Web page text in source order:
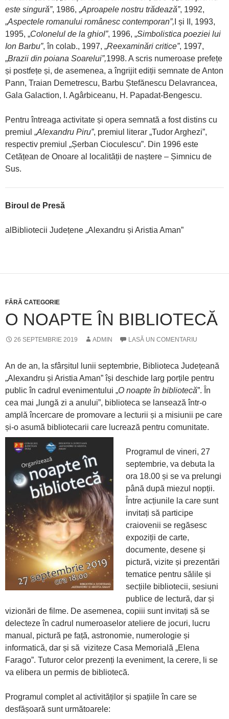
este singură”, 1986, „Aproapele nostru trădează”, 1992,
„Aspectele romanului românesc contemporan”, I și II, 1993,
1995, „Colonelul de la ghiol”, 1996, „Simbolistica poeziei lui
Ion Barbu”, în colab., 1997, „Reexaminări critice”, 1997,
„Brazii din poiana Soarelui”,1998. A scris numeroase prefețe
și postfețe și, de asemenea, a îngrijit ediții semnate de Anton
Pann, Traian Demetrescu, Barbu Ștefănescu Delavrancea,
Gala Galaction, I. Agârbiceanu, H. Papadat-Bengescu.
Pentru întreaga activitate și opera semnată a fost distins cu
premiul „Alexandru Piru”, premiul literar „Tudor Arghezi”,
respectiv premiul „Șerban Cioculescu”. Din 1996 este
Cetățean de Onoare al localității de naștere – Șimnicu de
Sus.
Biroul de Presă
alBibliotecii Județene „Alexandru și Aristia Aman”
FĂRĂ CATEGORIE
O NOAPTE ÎN BIBLIOTECĂ
26 SEPTEMBRIE 2019 ADMIN LASĂ UN COMENTARIU
An de an, la sfârșitul lunii septembrie, Biblioteca Județeană
„Alexandru și Aristia Aman” își deschide larg porțile pentru
public în cadrul evenimentului „O noapte în bibliotecă”. În
cea mai „lungă zi a anului”, biblioteca se lansează într-o
amplă încercare de promovare a lecturii și a misiunii pe care
și-o asumă bibliotecarii care lucrează pentru comunitate.
Programul de vineri, 27
septembrie, va debuta la
ora 18.00 și se va prelungi
până după miezul nopții.
Între acțiunile la care sunt
invitați să participe
craiovenii se regăsesc
expoziții de carte,
documente, desene și
pictură, vizite și prezentări
tematice pentru sălile și
secțiile bibliotecii, sesiuni
publice de lectură, dar și
vizionări de filme. De asemenea, copiii sunt invitați să se
delecteze în cadrul numeroaselor ateliere de jocuri, lucru
manual, pictură pe față, astronomie, numerologie și
informatică, dar și să viziteze Casa Memorială „Elena
Farago”. Tuturor celor prezenți la eveniment, la cerere, li se
va elibera un permis de bibliotecă.
Programul complet al activităților și spațiile în care se
desfășoară sunt următoarele: